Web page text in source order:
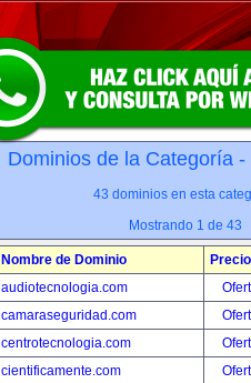
Dominios de la Categoría -
43 dominios en esta
Mostrando 1 de 43
Nombre de Dominio
Precio
audiotecnologia.com
camaraseguridad.com
centrotecnologia.com
cientificamente.com